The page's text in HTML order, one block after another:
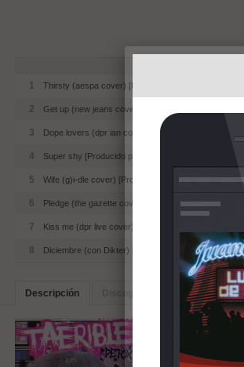
1
Thirsty (aespa cover) [Producido por 김유잼]
2 Get up (new jeans cover) [Producido por Distlish]
3 Dope lovers (dpr ian cover) [Producido por
4 Super shy [Producido por Marukaobeats]
5 Wife (g)i-dle cover) [Producido por Mrir]
6 Pledge (the gazette cover) [Producido por Merry t]
7 Kiss me (dpr live cover) [Producido por Zzang]
8 Diciembre (con Dikter) [Productor desconocido]
Descripción Artistas
Primer mini álbum
hecho con mucho